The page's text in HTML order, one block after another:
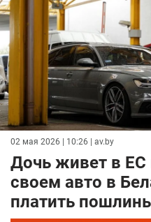
02 мая 2026 | 10:26 | av.by
Дочь живет в ЕС
своем авто в
платить